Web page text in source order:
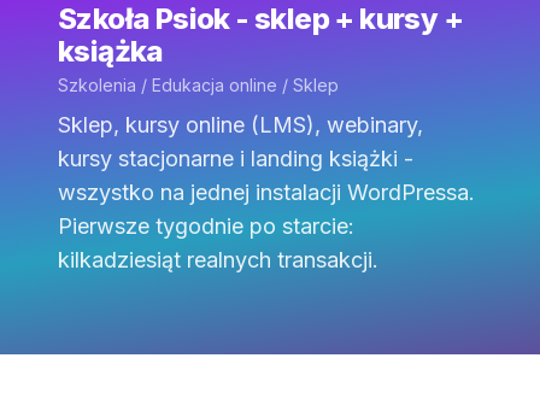
Szkoła Psiok - sklep + kursy +
książka
Szkolenia / Edukacja online / Sklep
Sklep, kursy online (LMS), webinary,
kursy stacjonarne i landing książki -
wszystko na jednej instalacji WordPressa.
Pierwsze tygodnie po starcie:
kilkadziesiąt realnych transakcji.